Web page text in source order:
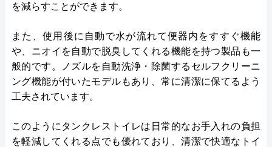
を減らすことができます。
また、使用後に自動で水が流れて便器内をすすぐ機能
や、ニオイを自動で脱臭してくれる機能を持つ製品も一
般的です。ノズルを自動洗浄・除菌するセルフクリーニ
ング機能が付いたモデルもあり、常に清潔に保てるよう
工夫されています。
このようにタンクレストイレは日常的なお手入れの負担
を軽減してくれる点でも優れており、清潔で快適なトイ